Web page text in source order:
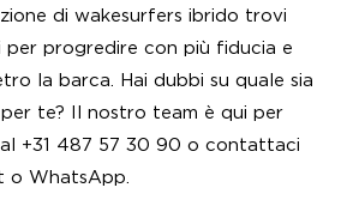
di wakesurfers ibrido trovi
per progredire con più fiducia e
la barca. Hai dubbi su quale sia
per te? Il nostro team è qui per
+31 487 57 30 90 o contattaci
o WhatsApp.